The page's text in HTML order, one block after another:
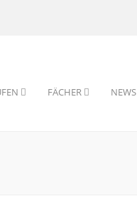
FÄCHER NEWS